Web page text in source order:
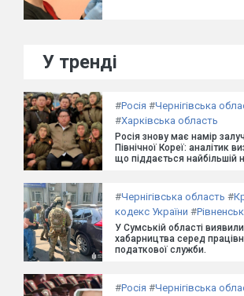
У тренді
#Росія #Чернігівська
#Харківська область
Росія знову має намір
Північної Кореї: аналітик
що піддається найбільшій
#Чернігівська область #
кодекс України #
У Сумській області
хабарництва серед
податкової служби.
#Росія #Чернігівська